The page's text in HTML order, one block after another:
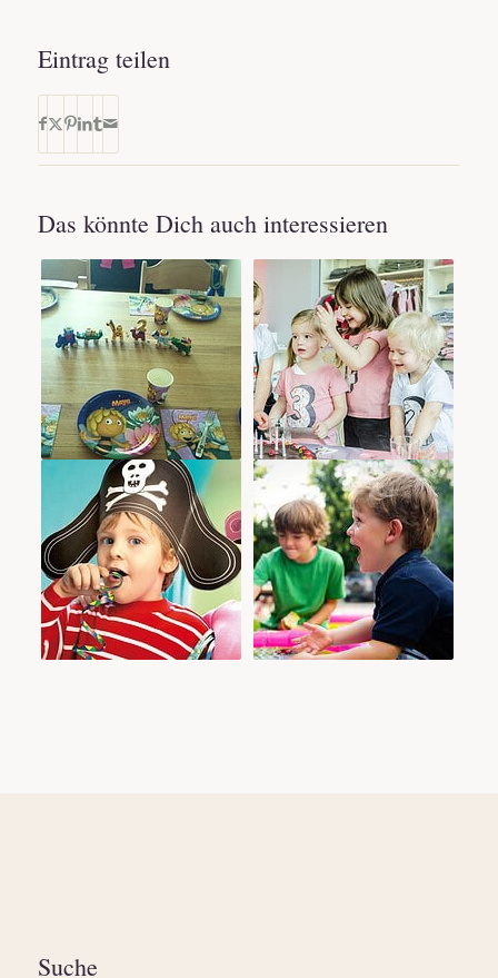
Eintrag teilen
Das könnte Dich auch interessieren
Suche